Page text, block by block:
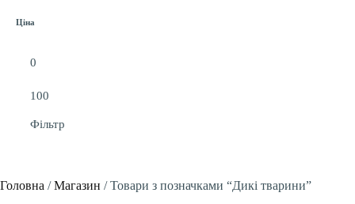
Ціна
Фільтр
Головна / Магазин / Товари з позначками “Дикі тварини”